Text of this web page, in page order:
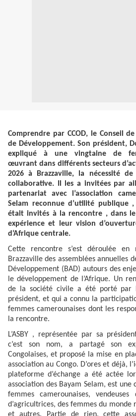
Comprendre par CCOD, le Conseil
de Développement. Son président,
expliqué à une vingtaine de
œuvrant dans différents secteurs
2026 à Brazzaville, la nécessité
collaborative. Il les a invitées par
partenariat avec l’association
Selam reconnue d’utilité publique
était invités à la rencontre , dans
expérience et leur vision
d’Afrique centrale.
Cette rencontre s’est déroulée
Brazzaville des assemblées annuelles
Développement (BAD) autours des
le développement de l’Afrique. Un
de la société civile a été porté par
président, et qui a connu la
femmes camerounaises dont les
la rencontre.
L’ASBY , représentée par sa
c’est son nom, a partagé son
Congolaises, et proposé la mise en
association au Congo. D’ores et déjà,
plateforme d’échange a été actée lors
association des Bayam Selam, est une
femmes camerounaises,
d’agricultrices, des femmes du monde